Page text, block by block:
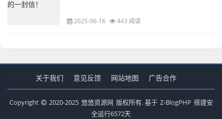
2025-06-16 443 阅读
关于我们 意见反馈 网站地图 广告合作
Copyright 2020-2025 悠悠资源网 版权所有. 基于 Z-BlogPHP 搭建安
全运行6572天